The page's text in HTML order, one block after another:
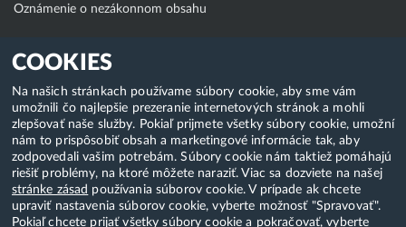
COOKIES
Na našich stránkach používame súbory cookie, aby sme vám
umožnili čo najlepšie prezeranie internetových stránok a mohli
zlepšovať naše služby. Pokiaľ prijmete všetky súbory cookie, umožní
nám to prispôsobiť obsah a marketingové informácie tak, aby
zodpovedali vašim potrebám. Súbory cookie nám taktiež pomáhajú
riešiť problémy, na ktoré môžete naraziť. Viac sa dozviete na našej
stránke zásad používania súborov cookie. V prípade ak chcete
upraviť nastavenia súborov cookie, vyberte možnosť "Spravovať".
Pokiaľ chcete prijať všetky súbory cookie a pokračovať, vyberte
Oznámenie o nezákonnom obsahu
Klientská zóna
WebAdmin
WebMail
Zmena hesla (E-mail, FTP, SSH)
Webhosting
Domény